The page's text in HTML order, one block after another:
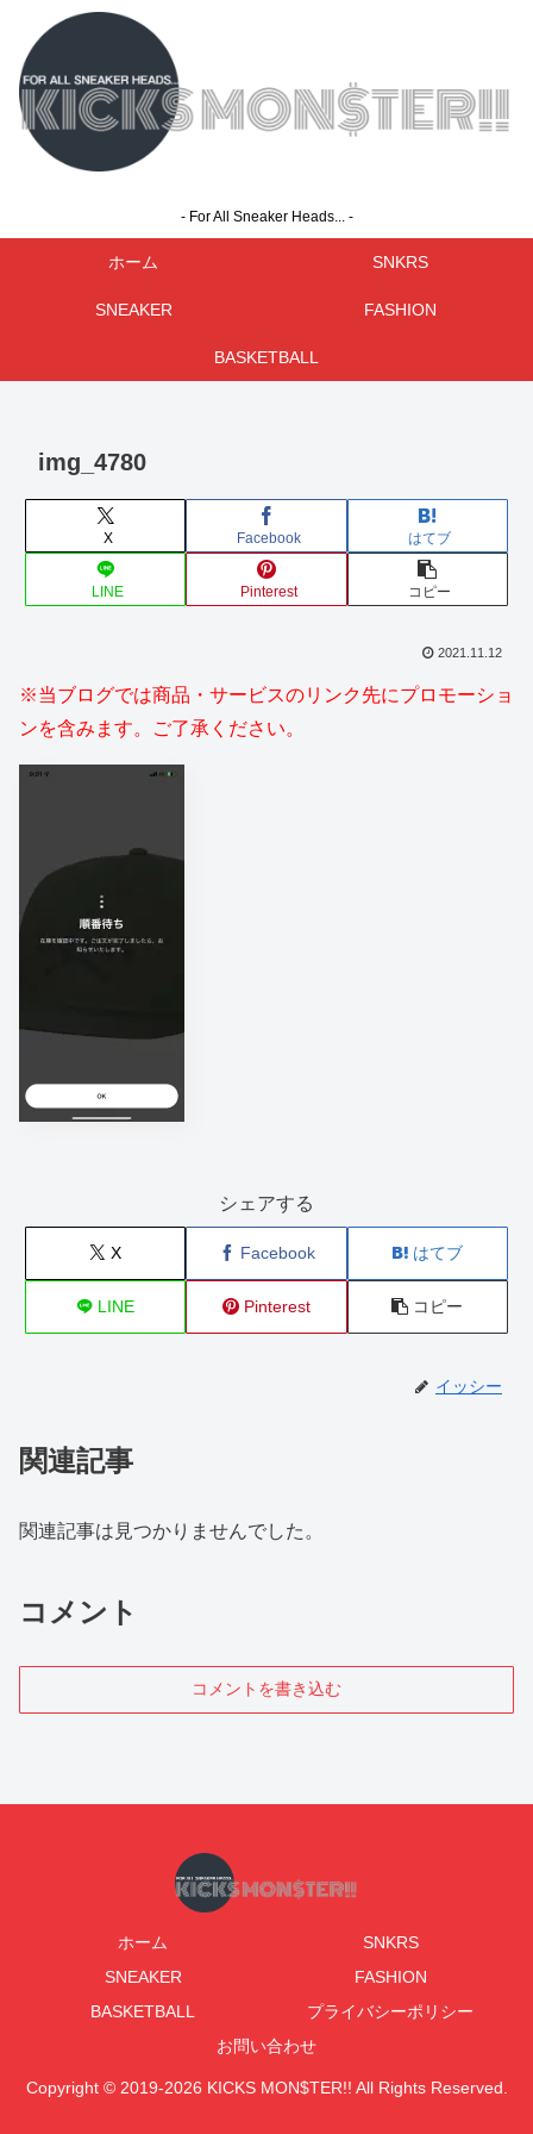
- For All Sneaker Heads... -
ホーム SNKRS
SNEAKER FASHION
BASKETBALL
img_4780
X Facebook はてブ
LINE Pinterest コピー
2021.11.12
※当ブログでは商品・サービスのリンク先にプロモーショ
ンを含みます。ご了承ください。
シェアする
X Facebook はてブ
LINE Pinterest コピー
イッシー
関連記事
関連記事は見つかりませんでした。
コメント
コメントを書き込む
ホーム
SNKRS
SNEAKER
FASHION
BASKETBALL
プライバシーポリシー
お問い合わせ
Copyright © 2019-2026 KICKS MON$TER!! All Rights Reserved.